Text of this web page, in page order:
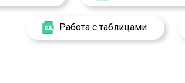
Работа с таблицами